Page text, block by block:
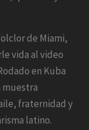
de Miami,
vida al video
en Kuba
muestra
fraternidad y
latino.